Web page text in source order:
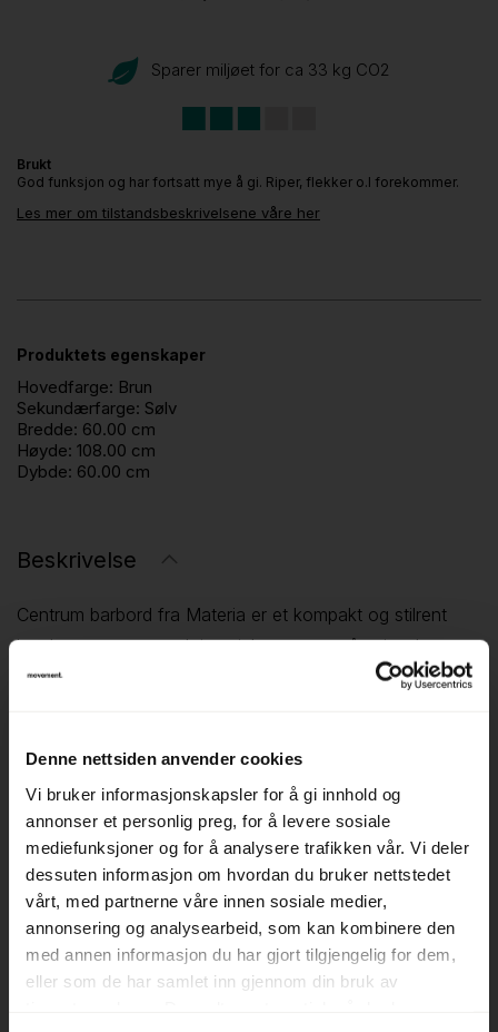
Denne nettsiden anvender cookies
Vi bruker informasjonskapsler for å gi innhold og
annonser et personlig preg, for å levere sosiale
mediefunksjoner og for å analysere trafikken vår. Vi deler
dessuten informasjon om hvordan du bruker nettstedet
vårt, med partnerne våre innen sosiale medier,
annonsering og analysearbeid, som kan kombinere den
med annen informasjon du har gjort tilgjengelig for dem,
eller som de har samlet inn gjennom din bruk av
Sparer miljøet for ca 33 kg CO2
Brukt
God funksjon og har fortsatt mye å gi. Riper, flekker o.l forekommer.
Les mer om tilstandsbeskrivelsene våre her
Produktets egenskaper
Hovedfarge: Brun
Sekundærfarge: Sølv
Bredde: 60.00 cm
Høyde: 108.00 cm
Dybde: 60.00 cm
Beskrivelse
Centrum barbord fra Materia er et kompakt og stilrent
bord som passer godt i sosiale soner, små spiseplasser
eller som ståbord i prosjektområder. Den runde formen
Med diameter på 60 cm og høyde på 110 cm passer det
til barstoler med sittehøyde ca. 78 cm.
▪ Rundt barbord i størrelse Ø=60 cm
▪ Høyde 110 cm – passer til barstoler med 78 cm
sittehøyde
▪ Egnet for sosiale soner eller stående arbeid